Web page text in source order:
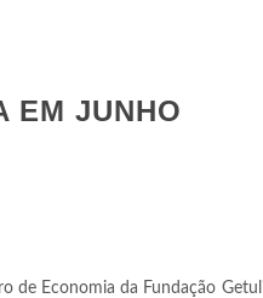
EM JUNHO
de Economia da Fundação